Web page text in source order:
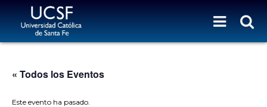
« Todos los Eventos
Este evento ha pasado.